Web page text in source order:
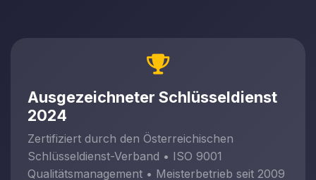
Ausgezeichneter Schlüsseldienst
2024
Zertifiziert durch den Österreichischen
Schlüsseldienst-Verband • ISO 9001
Qualitätsmanagement • Meisterbetrieb seit 2009